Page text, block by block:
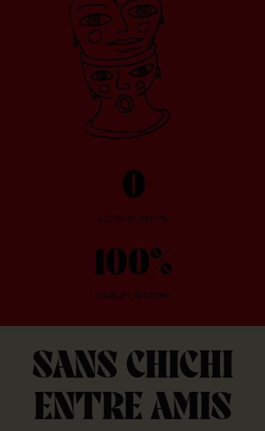
sulfites et intrants
0
bouquet d'arômes
100%
SANS CHICHI
ENTRE AMIS